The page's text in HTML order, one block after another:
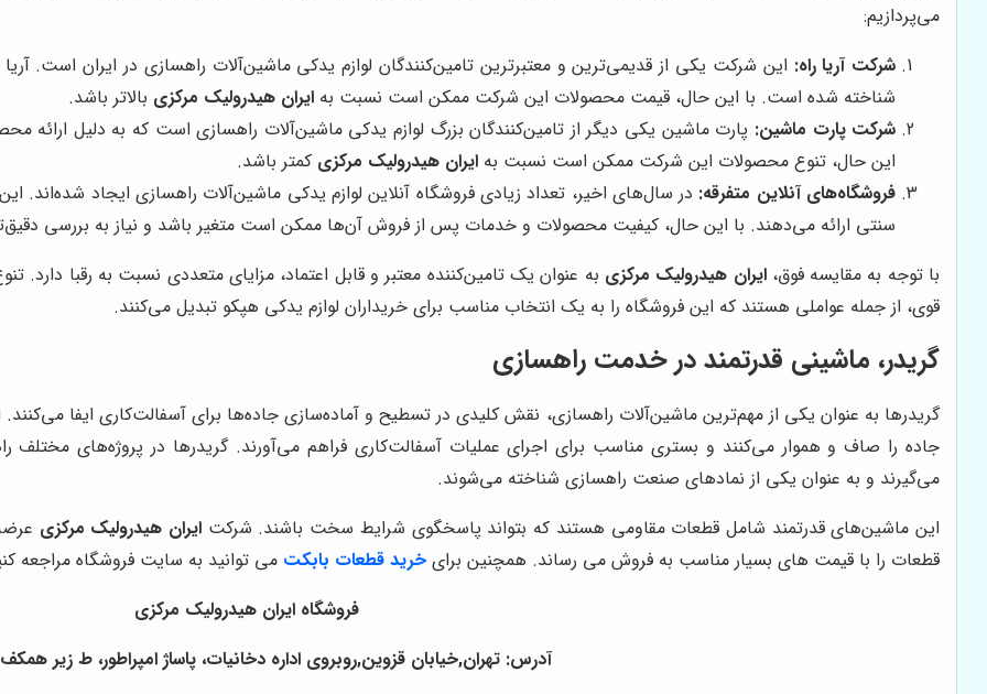
می‌پردازیم:
شرکت آریا راه: این شرکت یکی از قدیمی‌ترین و معتبرترین تامین‌کنندگان لوازم یدکی ماشین‌آلات راهسازی در ایران است.
شناخته شده است. با این حال، قیمت محصولات این شرکت ممکن است نسبت به ایران هیدرولیک مرکزی بالاتر باشد.
شرکت پارت ماشین: پارت ماشین یکی دیگر از تامین‌کنندگان بزرگ لوازم یدکی ماشین‌آلات راهسازی است که به دلیل ارائه
این حال، تنوع محصولات این شرکت ممکن است نسبت به ایران هیدرولیک مرکزی کمتر باشد.
فروشگاه‌های آنلاین متفرقه: در سال‌های اخیر، تعداد زیادی فروشگاه آنلاین لوازم یدکی ماشین‌آلات راهسازی ایجاد
سنتی ارائه می‌دهند. با این حال، کیفیت محصولات و خدمات پس از فروش آن‌ها ممکن است متغیر باشد و نیاز به بررسی
با توجه به مقایسه فوق،ایران هیدرولیک مرکزی به عنوان یک تامین‌کننده معتبر و قابل اعتماد، مزایای متعددی نسبت به رقبا
قوی، از جمله عواملی هستند که این فروشگاه را به یک انتخاب مناسب برای خریداران لوازم یدکی هپکو تبدیل می‌کنند.
گریدر، ماشینی قدرتمند در خدمت راهسازی
گریدرها به عنوان یکی از مهم‌ترین ماشین‌آلات راهسازی، نقش کلیدی در تسطیح و آماده‌سازی جاده‌ها برای آسفالت‌کاری ایفا
جاده را صاف و هموار می‌کنند و بستری مناسب برای اجرای عملیات آسفالت‌کاری فراهم می‌آورند. گریدرها در پروژه‌های مختلف
می‌گیرند و به عنوان یکی از نمادهای صنعت راهسازی شناخته می‌شوند.
این ماشین‌های قدرتمند شامل قطعات مقاومی هستند که بتواند پاسخگوی شرایط سخت باشند. شرکت ایران هیدرولیک مرکزی
قطعات را با قیمت های بسیار مناسب به فروش می رساند. همچنین برای خرید قطعات بابکت می توانید به سایت فروشگاه مراجعه
فروشگاه ایران هیدرولیک مرکزی
آدرس: تهران,خیابان قزوین,روبروی اداره دخانیات، پاساژ امپراطور، ط زیر همکف